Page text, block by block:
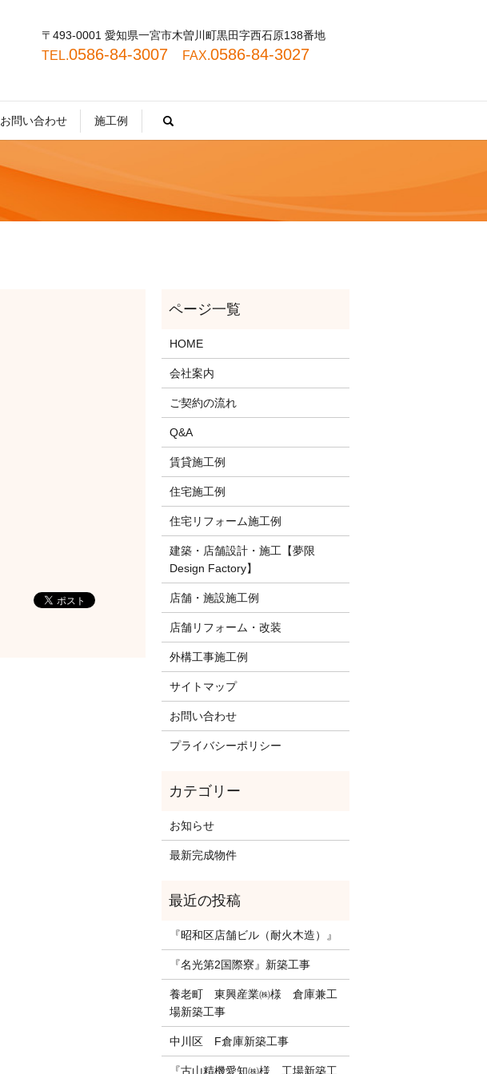
〒493-0001 愛知県一宮市木曽川町黒田字西石原138番地
TEL.0586-84-3007 FAX.0586-84-3027
お問い合わせ 施工例
HOME
会社案内
ご契約の流れ
Q&A
賃貸施工例
住宅施工例
住宅リフォーム施工例
建築・店舗設計・施工【夢限
Design Factory】
店舗・施設施工例
店舗リフォーム・改装
外構工事施工例
サイトマップ
お問い合わせ
プライバシーポリシー
お知らせ
最新完成物件
『昭和区店舗ビル（耐火木造）』
『名光第2国際寮』新築工事
養老町 東興産業㈱様 倉庫兼工
場新築工事
中川区 F倉庫新築工事
『古山精機愛知㈱様 工場新築工